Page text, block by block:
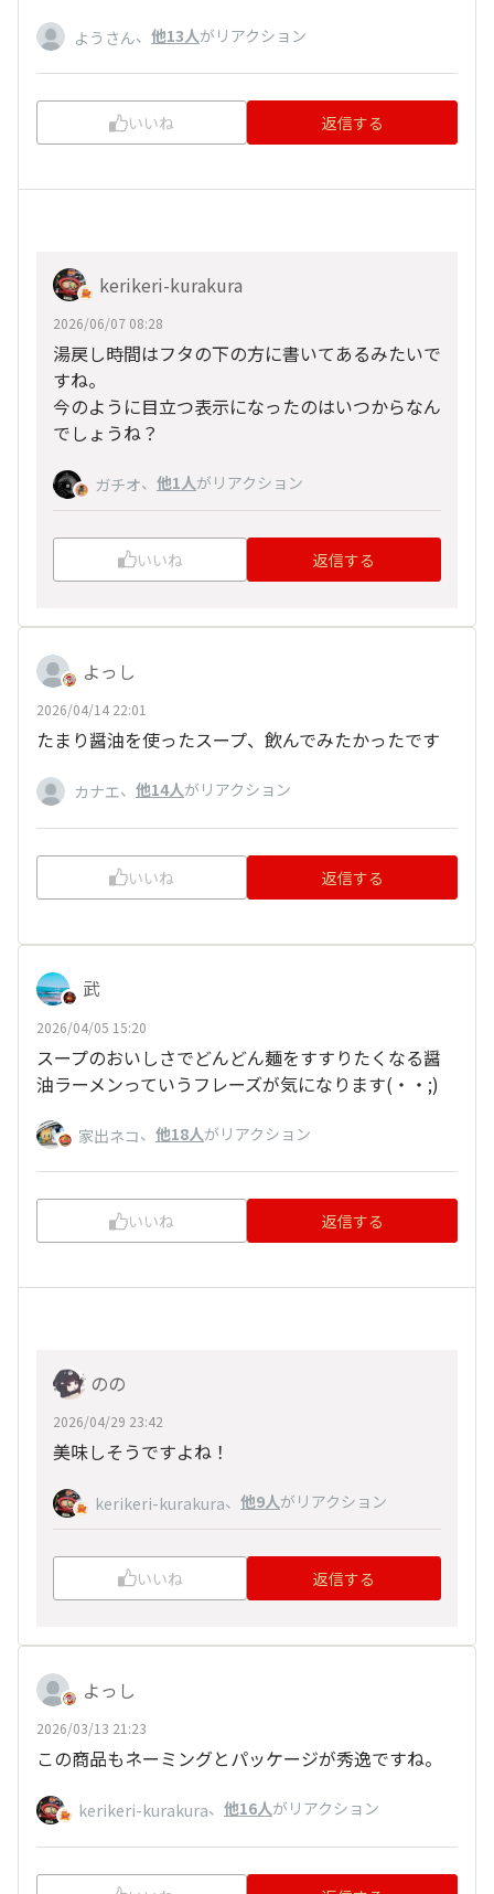
ようさん、 他13人がリアクション
いいね 返信する
kerikeri-kurakura
2026/06/07 08:28
湯戻し時間はフタの下の方に書いてあるみたいで
すね。
今のように目立つ表示になったのはいつからなん
でしょうね？
ガチオ、 他1人がリアクション
いいね 返信する
よっし
2026/04/14 22:01
たまり醤油を使ったスープ、飲んでみたかったです
カナエ、 他14人がリアクション
いいね 返信する
武
2026/04/05 15:20
スープのおいしさでどんどん麺をすすりたくなる醤
油ラーメンっていうフレーズが気になります(・・;)
家出ネコ、 他18人がリアクション
いいね 返信する
のの
2026/04/29 23:42
美味しそうですよね！
kerikeri-kurakura、 他9人がリアクション
いいね 返信する
よっし
2026/03/13 21:23
この商品もネーミングとパッケージが秀逸ですね。
kerikeri-kurakura、 他16人がリアクション